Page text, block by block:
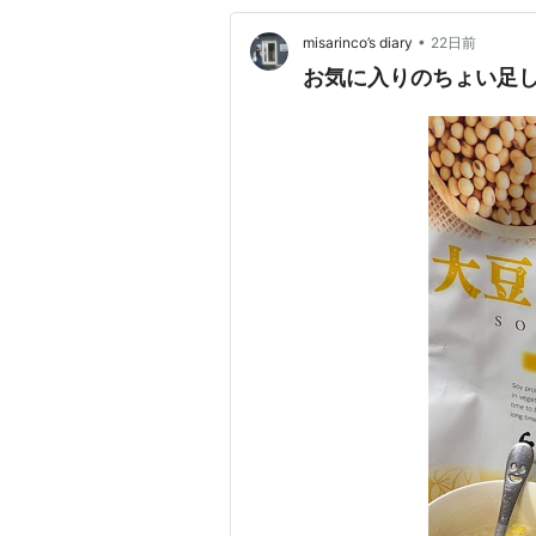
misarinco’s diary • 22日前
お気に入りのちょい足